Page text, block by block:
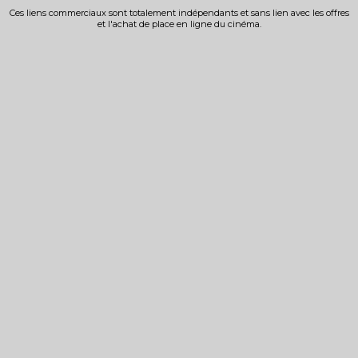
Ces liens commerciaux sont totalement indépendants et sans lien avec les offres
et l'achat de place en ligne du cinéma.